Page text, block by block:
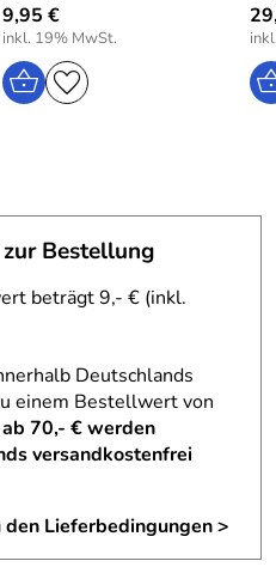
9,95 €
inkl. 19% MwSt.
Bestellung
beträgt 9,- € (inkl.
Deutschlands
einem Bestellwert von
70,- € werden
versandkostenfrei
Lieferbedingungen >